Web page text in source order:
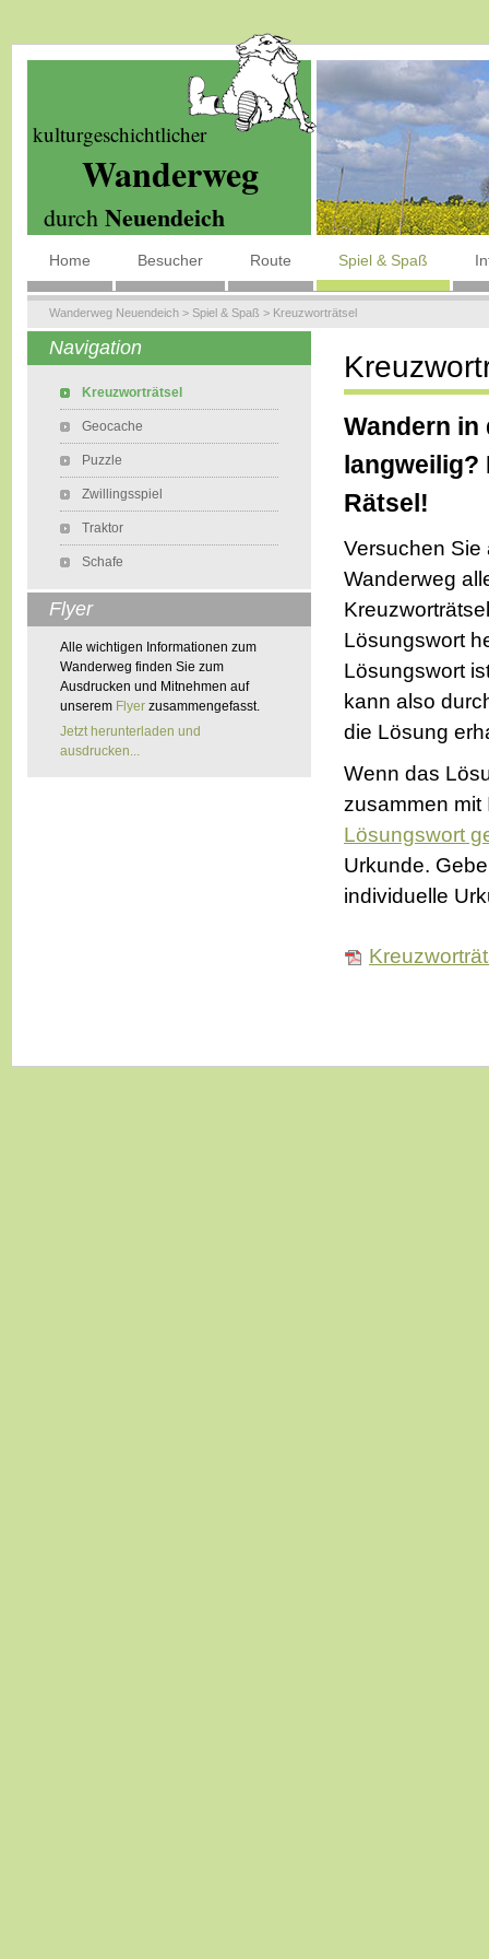
kulturgeschichtlicher
Wanderweg
durch Neuendeich
Home Besucher Route Spiel & Spaß
Wanderweg Neuendeich > Spiel & Spaß > Kreuzworträtsel
Navigation
Kreuzworträtsel
Geocache
Puzzle
Zwillingsspiel
Traktor
Schafe
Flyer
Alle wichtigen Informationen zum
Wanderweg finden Sie zum
Ausdrucken und Mitnehmen auf
unserem Flyer zusammengefasst.
Jetzt herunterladen und
ausdrucken...
Wandern
langweilig?
Rätsel!
Versuchen Sie
Wanderweg
Lösungswort
Lösungswort
kann also
die Lösung
Wenn das
zusammen
Lösungswort
Urkunde.
individuelle